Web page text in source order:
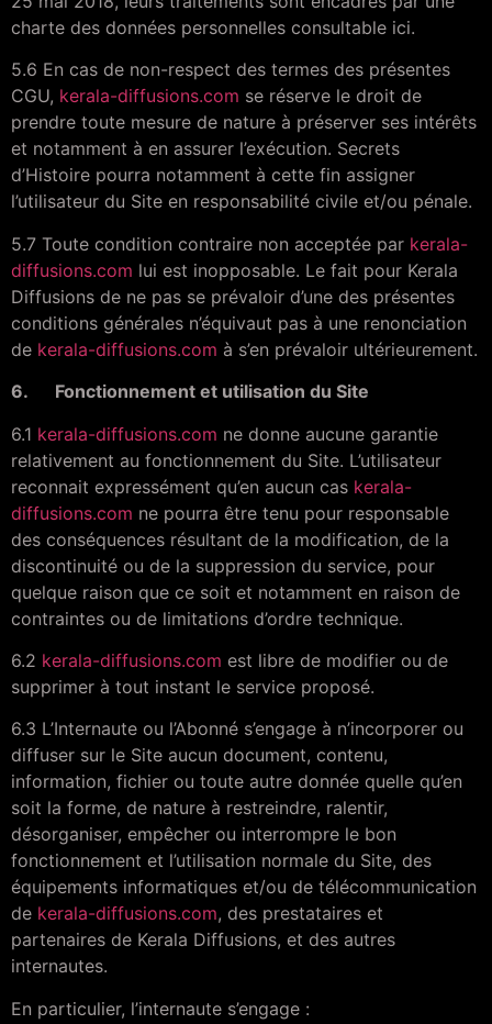
charte des données personnelles consultable ici.
5.6 En cas de non-respect des termes des présentes
CGU, kerala-diffusions.com se réserve le droit de
prendre toute mesure de nature à préserver ses intérêts
et notamment à en assurer l’exécution. Secrets
d’Histoire pourra notamment à cette fin assigner
l’utilisateur du Site en responsabilité civile et/ou pénale.
5.7 Toute condition contraire non acceptée par kerala-
diffusions.com lui est inopposable. Le fait pour Kerala
Diffusions de ne pas se prévaloir d’une des présentes
conditions générales n’équivaut pas à une renonciation
de kerala-diffusions.com à s’en prévaloir ultérieurement.
6. Fonctionnement et utilisation du Site
6.1 kerala-diffusions.com ne donne aucune garantie
relativement au fonctionnement du Site. L’utilisateur
reconnait expressément qu’en aucun cas kerala-
diffusions.com ne pourra être tenu pour responsable
des conséquences résultant de la modification, de la
discontinuité ou de la suppression du service, pour
quelque raison que ce soit et notamment en raison de
contraintes ou de limitations d’ordre technique.
6.2 kerala-diffusions.com est libre de modifier ou de
supprimer à tout instant le service proposé.
6.3 L’Internaute ou l’Abonné s’engage à n’incorporer ou
diffuser sur le Site aucun document, contenu,
information, fichier ou toute autre donnée quelle qu’en
soit la forme, de nature à restreindre, ralentir,
désorganiser, empêcher ou interrompre le bon
fonctionnement et l’utilisation normale du Site, des
équipements informatiques et/ou de télécommunication
de kerala-diffusions.com, des prestataires et
partenaires de Kerala Diffusions, et des autres
internautes.
En particulier, l’internaute s’engage :